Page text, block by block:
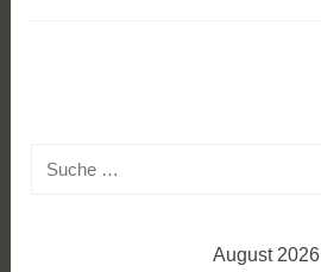
August 2026